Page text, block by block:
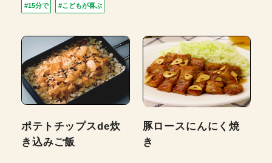
#15分で #こどもが喜ぶ
ポテトチップスde炊
き込みご飯
豚ロースにんにく焼
き